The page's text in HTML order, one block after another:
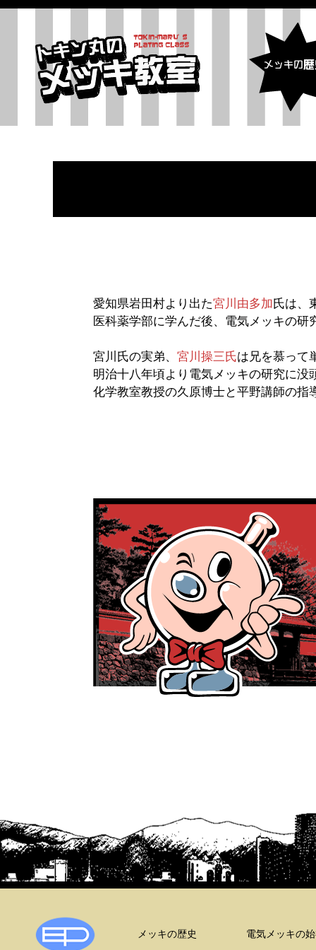
愛知県岩田村より出た宮川由多加氏は、
医科薬学部に学んだ後、電気メッキの研
宮川氏の実弟、 宮川操三氏は兄を慕って
明治十八年頃より電気メッキの研究に没
化学教室教授の久原博士と平野講師の指
オリエンタル鍍金
メッキの歴史 電気メッキの